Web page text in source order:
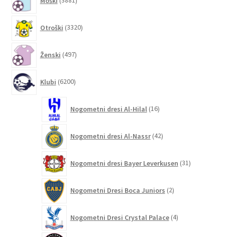
izdelkov
Otroški 3320izdelkov
Ženski 497izdelkov
Klubi 6200izdelkov
Nogometni dresi Al-Hilal 16izdelkov
Nogometni dresi Al-Nassr 42izdelkov
Nogometni dresi Bayer Leverkusen 31izdelkov
Nogometni Dresi Boca Juniors 2izdelka
Nogometni Dresi Crystal Palace 4izdelki